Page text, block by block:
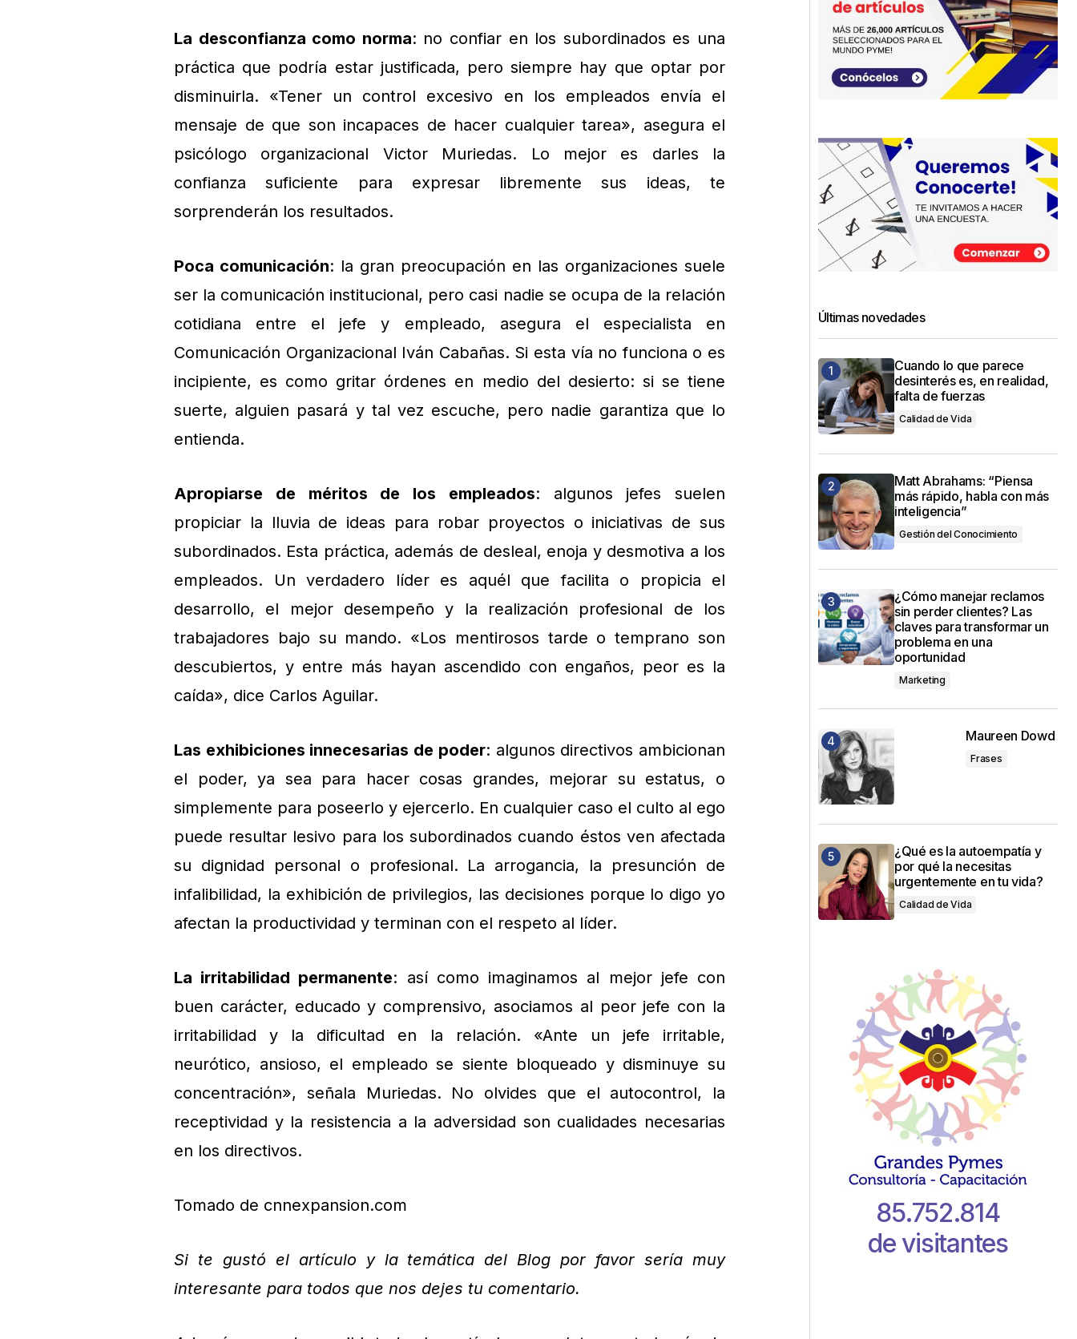
La desconfianza como norma: no confiar en los subordinados es una
práctica que podría estar justificada, pero siempre hay que optar por
disminuirla. «Tener un control excesivo en los empleados envía el
mensaje de que son incapaces de hacer cualquier tarea», asegura el
psicólogo organizacional Victor Muriedas. Lo mejor es darles la
confianza suficiente para expresar libremente sus ideas, te
sorprenderán los resultados.
Poca comunicación: la gran preocupación en las organizaciones suele
ser la comunicación institucional, pero casi nadie se ocupa de la relación
cotidiana entre el jefe y empleado, asegura el especialista en
Comunicación Organizacional Iván Cabañas. Si esta vía no funciona o es
incipiente, es como gritar órdenes en medio del desierto: si se tiene
suerte, alguien pasará y tal vez escuche, pero nadie garantiza que lo
entienda.
Apropiarse de méritos de los empleados: algunos jefes suelen
propiciar la lluvia de ideas para robar proyectos o iniciativas de sus
subordinados. Esta práctica, además de desleal, enoja y desmotiva a los
empleados. Un verdadero líder es aquél que facilita o propicia el
desarrollo, el mejor desempeño y la realización profesional de los
trabajadores bajo su mando. «Los mentirosos tarde o temprano son
descubiertos, y entre más hayan ascendido con engaños, peor es la
caída», dice Carlos Aguilar.
Las exhibiciones innecesarias de poder: algunos directivos ambicionan
el poder, ya sea para hacer cosas grandes, mejorar su estatus, o
simplemente para poseerlo y ejercerlo. En cualquier caso el culto al ego
puede resultar lesivo para los subordinados cuando éstos ven afectada
su dignidad personal o profesional. La arrogancia, la presunción de
infalibilidad, la exhibición de privilegios, las decisiones porque lo digo yo
afectan la productividad y terminan con el respeto al líder.
La irritabilidad permanente: así como imaginamos al mejor jefe con
buen carácter, educado y comprensivo, asociamos al peor jefe con la
irritabilidad y la dificultad en la relación. «Ante un jefe irritable,
neurótico, ansioso, el empleado se siente bloqueado y disminuye su
concentración», señala Muriedas. No olvides que el autocontrol, la
receptividad y la resistencia a la adversidad son cualidades necesarias
en los directivos.
Tomado de cnnexpansion.com
Si te gustó el artículo y la temática del Blog por favor sería muy
interesante para todos que nos dejes tu comentario.
Últimas novedades
Cuando lo que parece
desinterés es, en realidad,
falta de fuerzas
Calidad de Vida
Matt Abrahams: “Piensa
más rápido, habla con más
inteligencia”
Gestión del Conocimiento
¿Cómo manejar reclamos
sin perder clientes? Las
claves para transformar un
problema en una
oportunidad
Marketing
Maureen Dowd
Frases
¿Qué es la autoempatía y
por qué la necesitas
urgentemente en tu vida?
Calidad de Vida
85.752.814
de visitantes